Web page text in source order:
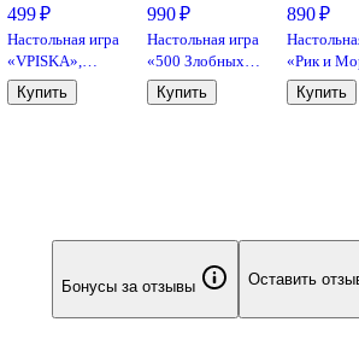
499 ₽
Настольная игра
«VPISKA»,
Геодом, 18+
Купить
990 ₽
Настольная игра
«500 Злобных
карт»,
дополнение 2,
Купить
890 ₽
«Рик и
Судная
Hobby
Купить
Бонусы за отзывы Оставить